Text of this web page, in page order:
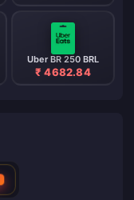
Uber BR 250 BRL
₹ 4682.84